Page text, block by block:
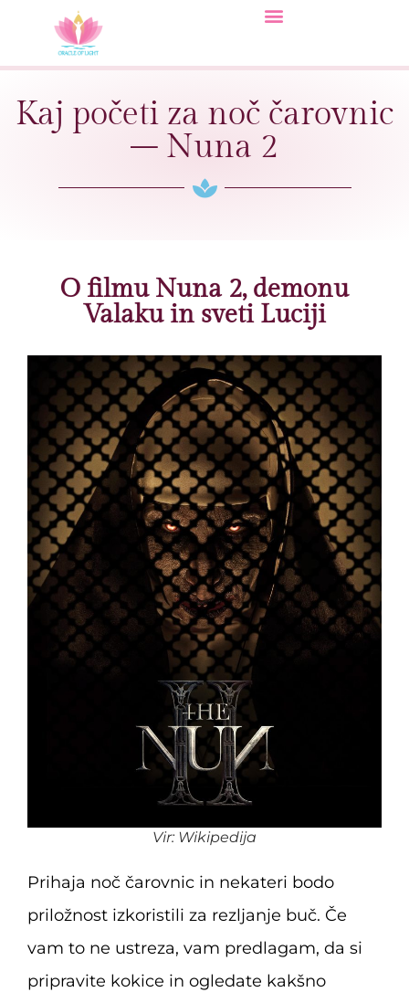
Kaj početi za noč čarovnic
– Nuna 2
O filmu Nuna 2, demonu
Valaku in sveti Luciji
Vir: Wikipedija
Prihaja noč čarovnic in nekateri bodo
priložnost izkoristili za rezljanje buč. Če
vam to ne ustreza, vam predlagam, da si
pripravite kokice in ogledate kakšno